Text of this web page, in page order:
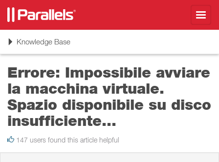
ToggleKnowledge Base
Errore: Impossibile avviare
la macchina virtuale.
Spazio disponibile su disco
insufficiente...
147 users found this article helpful